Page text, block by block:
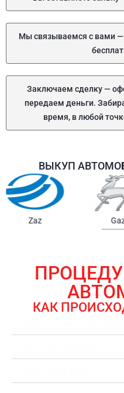
Мы связываемся с вами
Заключаем сделку —
передаем деньги.
время, в любой
ВЫКУП
Samsung
КАК